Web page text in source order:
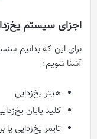
اجزای سیستم
برای این که بدانیم
آشنا شویم:
هیتر یخ‌زدایی
کلید پایان
تایمر یخ‌زدایی یا